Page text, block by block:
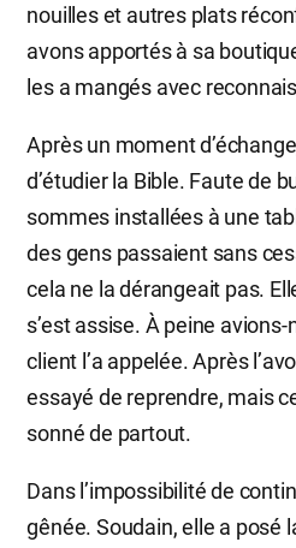
nouilles et autres plats
avons apportés à sa
les a mangés avec
Après un moment
d’étudier la Bible. Faute de
sommes installées à une
des gens passaient sans
cela ne la dérangeait pas.
s’est assise. À peine
client l’a appelée. Après
essayé de reprendre, mais
sonné de partout.
Dans l’impossibilité de
gênée. Soudain, elle a posé